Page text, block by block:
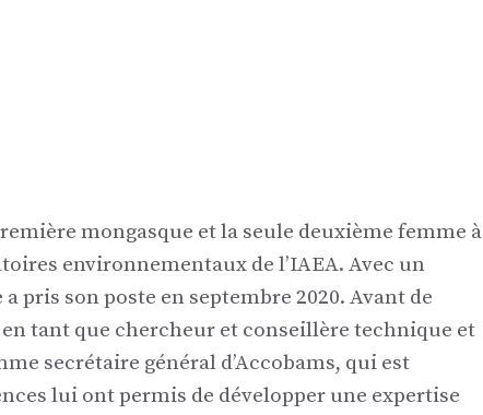
mongasque et la seule deuxième femme à
environnementaux de l’IAEA. Avec un
pris son poste en septembre 2020. Avant de
tant que chercheur et conseillère technique et
secrétaire général d’Accobams, qui est
lui ont permis de développer une expertise